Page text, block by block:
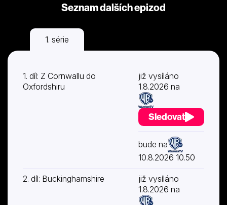
Seznam dalších epizod
1. série
1. díl: Z Cornwallu do
Oxfordshiru
již vysíláno
1.8.2026 na
Sledovat
bude na
10.8.2026 10.50
2. díl: Buckinghamshire
již vysíláno
1.8.2026 na